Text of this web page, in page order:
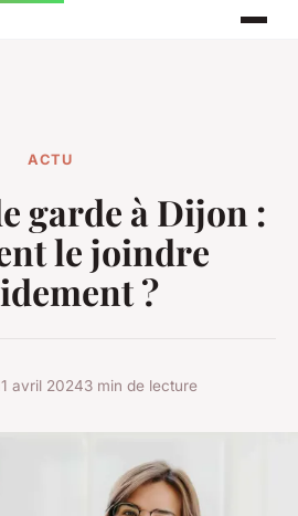
ACTU
garde à Dijon :
le joindre
?
avril 20243 min de lecture